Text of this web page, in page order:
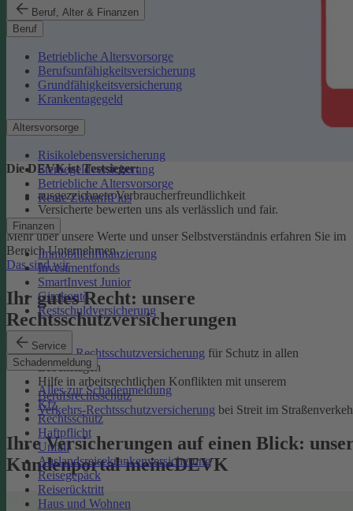
Beruf, Alter & Finanzen
Beruf
Betriebliche Altersvorsorge
Berufsunfähigkeitsversicherung
Grundfähigkeitsversicherung
Krankentagegeld
Altersvorsorge
Risikolebensversicherung
Sterbegeldversicherung
Betriebliche Altersvorsorge
Rente ZukunftPlus
Finanzen
Immobilienfinanzierung
Investmentfonds
SmartInvest Junior
Girokonto
Restschuldversicherung
Service
Schadenmeldung
Alles zur Schadenmeldung
Kfz
Rechtsschutz
Haftpflicht
Unfall
Auslandsreisekrankenversicherung
Reisegepäck
Reiserücktritt
Haus und Wohnen
Die DEVK ist Testsieger:
ausgezeichnete Verbraucherfreundlichkeit
Versicherte bewerten uns als verlässlich und fair.
Mehr über unsere Werte und unser Selbstverständnis erfahren Sie im
Bereich Unternehmen.
Das sind wir
Ihr gutes Recht: unsere
Rechtsschutzversicherungen
Private Rechtsschutzversicherung für Schutz in allen
Lebenslagen
Hilfe in arbeitsrechtlichen Konflikten mit unserem
Berufsrechtsschutz
Verkehrs-Rechtsschutzversicherung bei Streit im
Ihre Versicherungen auf einen Blick:
Kundenportal meineDEVK